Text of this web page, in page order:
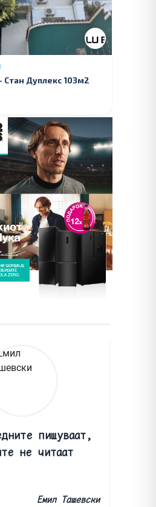
Дуплекс 103м2
пишуваат,
не читаат
Емил Ташевски